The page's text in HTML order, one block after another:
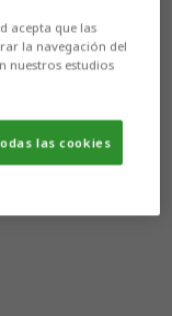
acepta que las
la navegación del
nuestros estudios
las cookies